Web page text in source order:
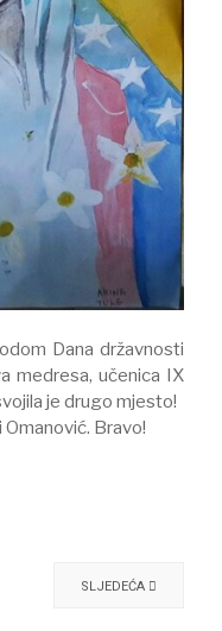
Dana državnosti
medresa, učenica IX
je drugo mjesto!
Bravo!
SLJEDEĆA